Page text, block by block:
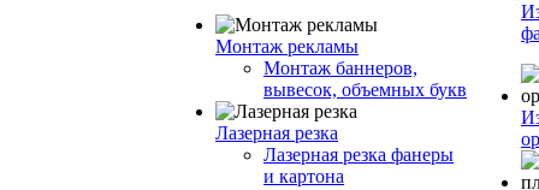
Монтаж рекламы
Монтаж баннеров,
вывесок, объемных букв
Лазерная резка
Лазерная резка фанеры
и картона